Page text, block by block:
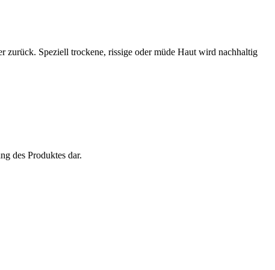
Speziell trockene, rissige oder müde Haut wird nachhaltig
des Produktes dar.